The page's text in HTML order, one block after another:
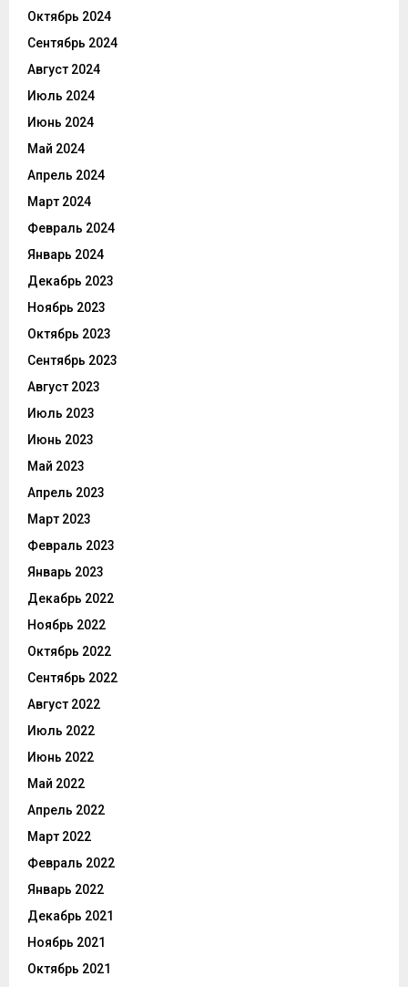
Октябрь 2024
Сентябрь 2024
Август 2024
Июль 2024
Июнь 2024
Май 2024
Апрель 2024
Март 2024
Февраль 2024
Январь 2024
Декабрь 2023
Ноябрь 2023
Октябрь 2023
Сентябрь 2023
Август 2023
Июль 2023
Июнь 2023
Май 2023
Апрель 2023
Март 2023
Февраль 2023
Январь 2023
Декабрь 2022
Ноябрь 2022
Октябрь 2022
Сентябрь 2022
Август 2022
Июль 2022
Июнь 2022
Май 2022
Апрель 2022
Март 2022
Февраль 2022
Январь 2022
Декабрь 2021
Ноябрь 2021
Октябрь 2021